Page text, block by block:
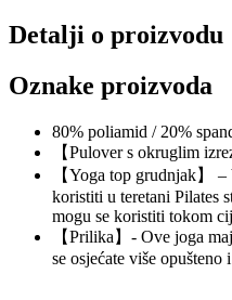
Detalji o proizvodu
Oznake proizvoda
80% poliamid / 20%
【Pulover s okruglim
【Yoga top grudnjak】
koristiti u teretani Pilates
mogu se koristiti tokom
【Prilika】- Ove joga
se osjećate više